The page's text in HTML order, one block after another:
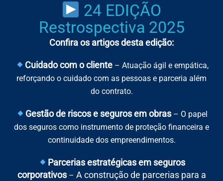
24 EDIÇÃO
Restrospectiva 2025
Confira os artigos desta edição:
Cuidado com o cliente – Atuação ágil e empática,
reforçando o cuidado com as pessoas e parceria além
do contrato.
Gestão de riscos e seguros em obras – O papel
dos seguros como instrumento de proteção financeira e
continuidade dos empreendimentos.
Parcerias estratégicas em seguros
corporativos – A construção de parcerias para a